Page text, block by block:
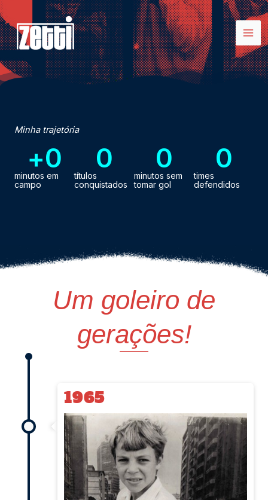
Ir
para
o
conteúdo
Minha trajetória
minutos em
campo
+0
títulos
conquistados
0
minutos sem
tomar gol
0
times
defendidos
0
Um goleiro de
gerações!
1965